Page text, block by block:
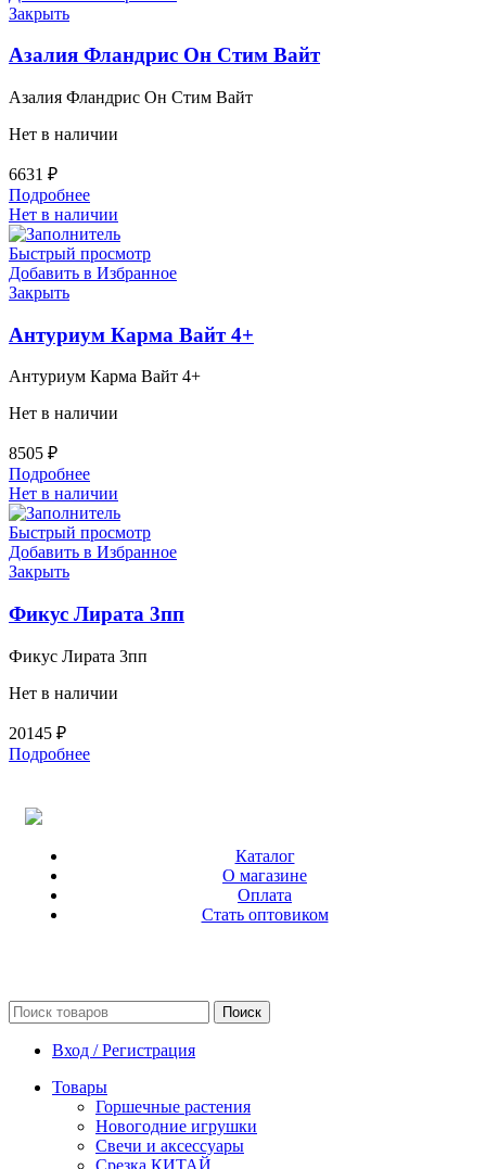
Закрыть
Азалия Фландрис Он Стим Вайт
Азалия Фландрис Он Стим Вайт
Нет в наличии
6631 ₽
Подробнее
Нет в наличии
Быстрый просмотр
Добавить в Избранное
Закрыть
Антуриум Карма Вайт 4+
Антуриум Карма Вайт 4+
Нет в наличии
8505 ₽
Подробнее
Нет в наличии
Быстрый просмотр
Добавить в Избранное
Закрыть
Фикус Лирата 3пп
Фикус Лирата 3пп
Нет в наличии
20145 ₽
Подробнее
Каталог
О магазине
Оплата
Стать оптовиком
Поиск
Вход / Регистрация
Товары
Горшечные растения
Новогодние игрушки
Свечи и аксессуары
Срезка КИТАЙ